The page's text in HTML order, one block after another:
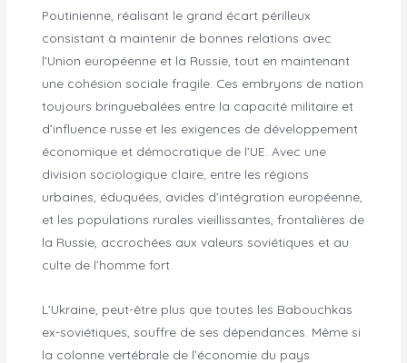
Poutinienne, réalisant le grand écart périlleux
consistant à maintenir de bonnes relations avec
l’Union européenne et la Russie, tout en maintenant
une cohésion sociale fragile. Ces embryons de nation
toujours bringuebalées entre la capacité militaire et
d’influence russe et les exigences de développement
économique et démocratique de l’UE. Avec une
division sociologique claire, entre les régions
urbaines, éduquées, avides d’intégration européenne,
et les populations rurales vieillissantes, frontalières de
la Russie, accrochées aux valeurs soviétiques et au
culte de l’homme fort.
L’Ukraine, peut-être plus que toutes les Babouchkas
ex-soviétiques, souffre de ses dépendances. Même si
la colonne vertébrale de l’économie du pays